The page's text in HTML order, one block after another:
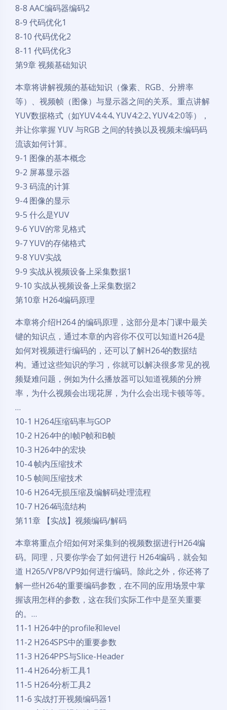
8-8 AAC编码器编码2
8-9 代码优化1
8-10 代码优化2
8-11 代码优化3
第9章 视频基础知识
本章将讲解视频的基础知识（像素、RGB、分辨率
等）、视频帧（图像）与显示器之间的关系。重点讲解
YUV数据格式（如YUV4:4:4､YUV4:2:2､YUV4:2:0等），
并让你掌握 YUV 与RGB 之间的转换以及视频未编码码
流该如何计算。
9-1 图像的基本概念
9-2 屏幕显示器
9-3 码流的计算
9-4 图像的显示
9-5 什么是YUV
9-6 YUV的常见格式
9-7 YUV的存储格式
9-8 YUV实战
9-9 实战从视频设备上采集数据1
9-10 实战从视频设备上采集数据2
第10章 H264编码原理
本章将介绍H264 的编码原理，这部分是本门课中最关
键的知识点，通过本章的内容你不仅可以知道H264是
如何对视频进行编码的，还可以了解H264的数据结
构。通过这些知识的学习，你就可以解决很多常见的视
频疑难问题，例如为什么播放器可以知道视频的分辨
率，为什么视频会出现花屏，为什么会出现卡顿等等。
…
10-1 H264压缩码率与GOP
10-2 H264中的I帧P帧和B帧
10-3 H264中的宏块
10-4 帧内压缩技术
10-5 帧间压缩技术
10-6 H264无损压缩及编解码处理流程
10-7 H264码流结构
第11章 【实战】视频编码/解码
本章将重点介绍如何对采集到的视频数据进行H264编
码。同理，只要你学会了如何进行 H264编码，就会知
道 H265/VP8/VP9如何进行编码。除此之外，你还将了
解一些H264的重要编码参数，在不同的应用场景中掌
握该用怎样的参数，这在我们实际工作中是至关重要
的。…
11-1 H264中的profile和level
11-2 H264SPS中的重要参数
11-3 H264PPS与Slice-Header
11-4 H264分析工具1
11-5 H264分析工具2
11-6 实战打开视频编码器1